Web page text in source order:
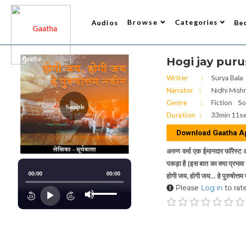
Audios Browse Categories
Writer
All Audios 2
Narrator
Trending
Top Rated
New Arrivals
Gaatha’s Choice
Sample
Audio
Player
00:00 00:00
Up/Down
Arrow
to
Hogi jay
Writer
Surya Bala
Narrator
Nidhi
Genre Fiction
Duration
33min
Download Gaatha
अरुण वर्मा एक ईमानदार
पकड़ा है |इस बात का क्या प्रभाव
होगी जय, होगी जय… हे पुरुषोत्तम
Please Log in to